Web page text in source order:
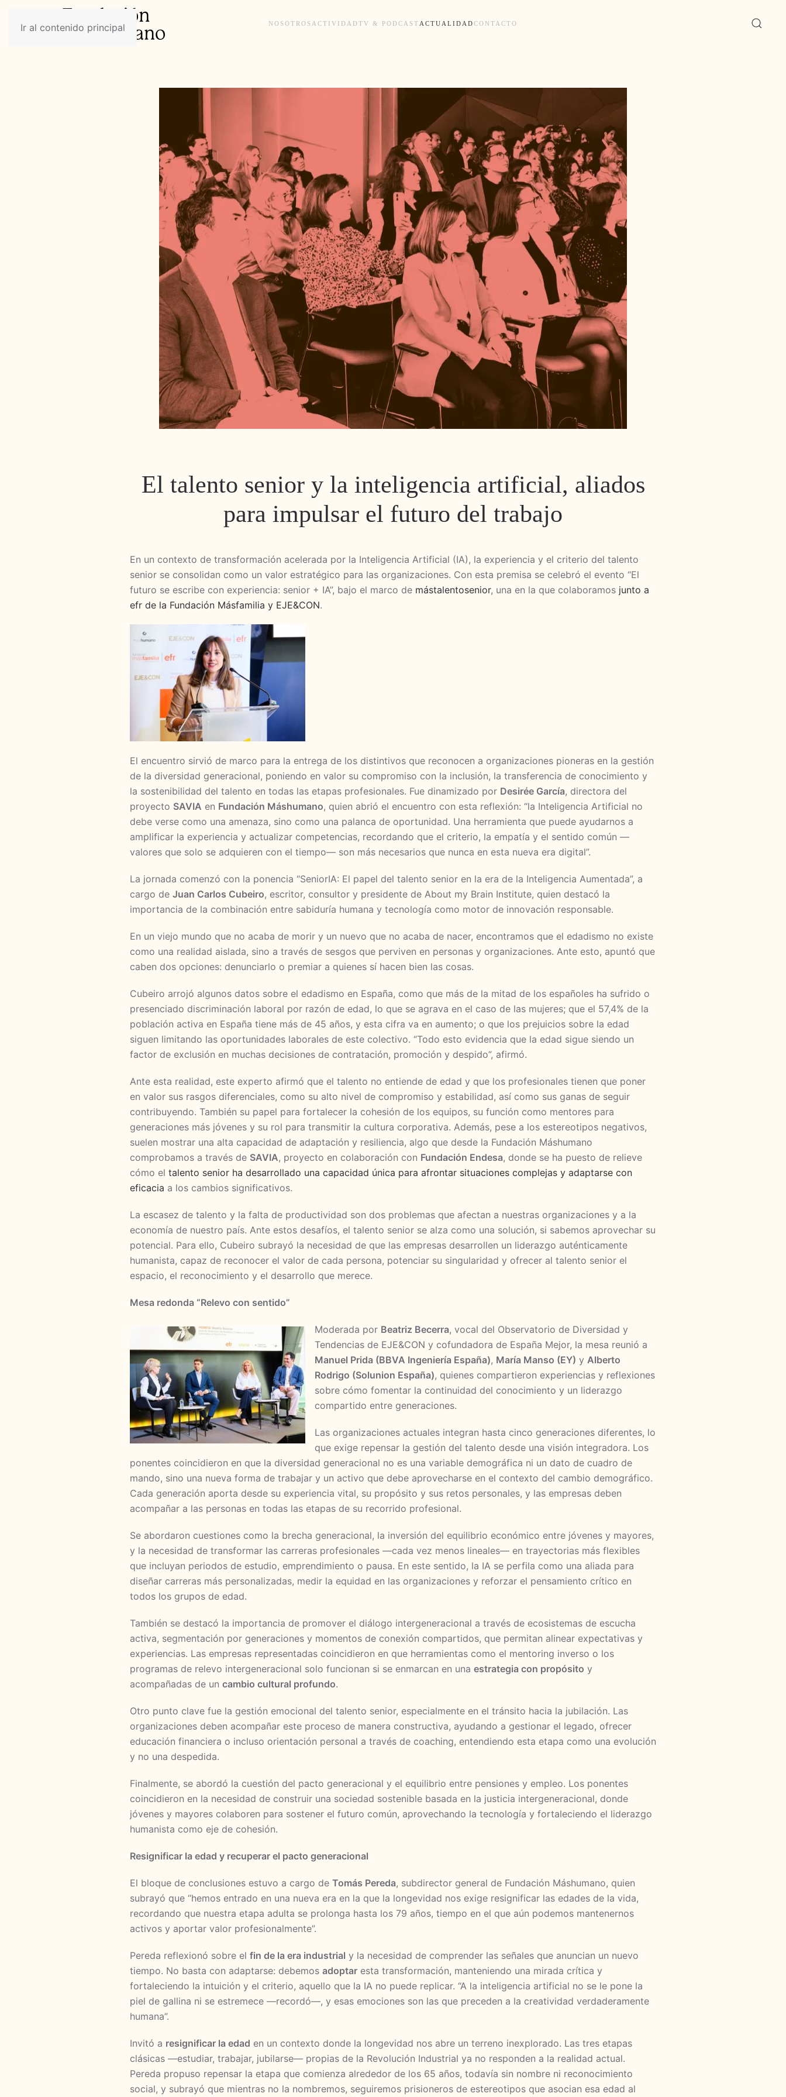
Ir al contenido principal NOSOTROS ACTIVIDADTV & PODCAST ACTUALIDADCONTACTO
El talento senior y la inteligencia artificial, aliados
para impulsar el futuro del trabajo
En un contexto de transformación acelerada por la Inteligencia Artificial (IA), la experiencia y el criterio del talento
senior se consolidan como un valor estratégico para las organizaciones. Con esta premisa se celebró el evento “El
futuro se escribe con experiencia: senior + IA”, bajo el marco de mástalentosenior, una en la que colaboramos junto a
efr de la Fundación Másfamilia y EJE&CON.
El encuentro sirvió de marco para la entrega de los distintivos que reconocen a organizaciones pioneras en la gestión
de la diversidad generacional, poniendo en valor su compromiso con la inclusión, la transferencia de conocimiento y
la sostenibilidad del talento en todas las etapas profesionales. Fue dinamizado por Desirée García, directora del
proyecto SAVIA en Fundación Máshumano, quien abrió el encuentro con esta reflexión: “la Inteligencia Artificial no
debe verse como una amenaza, sino como una palanca de oportunidad. Una herramienta que puede ayudarnos a
amplificar la experiencia y actualizar competencias, recordando que el criterio, la empatía y el sentido común —
valores que solo se adquieren con el tiempo— son más necesarios que nunca en esta nueva era digital”.
La jornada comenzó con la ponencia “SeniorIA: El papel del talento senior en la era de la Inteligencia Aumentada”, a
cargo de Juan Carlos Cubeiro, escritor, consultor y presidente de About my Brain Institute, quien destacó la
importancia de la combinación entre sabiduría humana y tecnología como motor de innovación responsable.
En un viejo mundo que no acaba de morir y un nuevo que no acaba de nacer, encontramos que el edadismo no existe
como una realidad aislada, sino a través de sesgos que perviven en personas y organizaciones. Ante esto, apuntó que
caben dos opciones: denunciarlo o premiar a quienes sí hacen bien las cosas.
Cubeiro arrojó algunos datos sobre el edadismo en España, como que más de la mitad de los españoles ha sufrido o
presenciado discriminación laboral por razón de edad, lo que se agrava en el caso de las mujeres; que el 57,4% de la
población activa en España tiene más de 45 años, y esta cifra va en aumento; o que los prejuicios sobre la edad
siguen limitando las oportunidades laborales de este colectivo. “Todo esto evidencia que la edad sigue siendo un
factor de exclusión en muchas decisiones de contratación, promoción y despido”, afirmó.
Ante esta realidad, este experto afirmó que el talento no entiende de edad y que los profesionales tienen que poner
en valor sus rasgos diferenciales, como su alto nivel de compromiso y estabilidad, así como sus ganas de seguir
contribuyendo. También su papel para fortalecer la cohesión de los equipos, su función como mentores para
generaciones más jóvenes y su rol para transmitir la cultura corporativa. Además, pese a los estereotipos negativos,
suelen mostrar una alta capacidad de adaptación y resiliencia, algo que desde la Fundación Máshumano
comprobamos a través de SAVIA, proyecto en colaboración con Fundación Endesa, donde se ha puesto de relieve
cómo el talento senior ha desarrollado una capacidad única para afrontar situaciones complejas y adaptarse con
eficacia a los cambios significativos.
La escasez de talento y la falta de productividad son dos problemas que afectan a nuestras organizaciones y a la
economía de nuestro país. Ante estos desafíos, el talento senior se alza como una solución, si sabemos aprovechar su
potencial. Para ello, Cubeiro subrayó la necesidad de que las empresas desarrollen un liderazgo auténticamente
humanista, capaz de reconocer el valor de cada persona, potenciar su singularidad y ofrecer al talento senior el
espacio, el reconocimiento y el desarrollo que merece.
Mesa redonda “Relevo con sentido”
Moderada por Beatriz Becerra, vocal del Observatorio de Diversidad y
Tendencias de EJE&CON y cofundadora de España Mejor, la mesa reunió a
Manuel Prida (BBVA Ingeniería España), María Manso (EY) y Alberto
Rodrigo (Solunion España), quienes compartieron experiencias y reflexiones
sobre cómo fomentar la continuidad del conocimiento y un liderazgo
compartido entre generaciones.
Las organizaciones actuales integran hasta cinco generaciones diferentes, lo
que exige repensar la gestión del talento desde una visión integradora. Los
ponentes coincidieron en que la diversidad generacional no es una variable demográfica ni un dato de cuadro de
mando, sino una nueva forma de trabajar y un activo que debe aprovecharse en el contexto del cambio demográfico.
Cada generación aporta desde su experiencia vital, su propósito y sus retos personales, y las empresas deben
acompañar a las personas en todas las etapas de su recorrido profesional.
Se abordaron cuestiones como la brecha generacional, la inversión del equilibrio económico entre jóvenes y mayores,
y la necesidad de transformar las carreras profesionales —cada vez menos lineales— en trayectorias más flexibles
que incluyan periodos de estudio, emprendimiento o pausa. En este sentido, la IA se perfila como una aliada para
diseñar carreras más personalizadas, medir la equidad en las organizaciones y reforzar el pensamiento crítico en
todos los grupos de edad.
También se destacó la importancia de promover el diálogo intergeneracional a través de ecosistemas de escucha
activa, segmentación por generaciones y momentos de conexión compartidos, que permitan alinear expectativas y
experiencias. Las empresas representadas coincidieron en que herramientas como el mentoring inverso o los
programas de relevo intergeneracional solo funcionan si se enmarcan en una estrategia con propósito y
acompañadas de un cambio cultural profundo.
Otro punto clave fue la gestión emocional del talento senior, especialmente en el tránsito hacia la jubilación. Las
organizaciones deben acompañar este proceso de manera constructiva, ayudando a gestionar el legado, ofrecer
educación financiera o incluso orientación personal a través de coaching, entendiendo esta etapa como una evolución
y no una despedida.
Finalmente, se abordó la cuestión del pacto generacional y el equilibrio entre pensiones y empleo. Los ponentes
coincidieron en la necesidad de construir una sociedad sostenible basada en la justicia intergeneracional, donde
jóvenes y mayores colaboren para sostener el futuro común, aprovechando la tecnología y fortaleciendo el liderazgo
humanista como eje de cohesión.
Resignificar la edad y recuperar el pacto generacional
El bloque de conclusiones estuvo a cargo de Tomás Pereda, subdirector general de Fundación Máshumano, quien
subrayó que “hemos entrado en una nueva era en la que la longevidad nos exige resignificar las edades de la vida,
recordando que nuestra etapa adulta se prolonga hasta los 79 años, tiempo en el que aún podemos mantenernos
activos y aportar valor profesionalmente”.
Pereda reflexionó sobre el fin de la era industrial y la necesidad de comprender las señales que anuncian un nuevo
tiempo. No basta con adaptarse: debemos adoptar esta transformación, manteniendo una mirada crítica y
fortaleciendo la intuición y el criterio, aquello que la IA no puede replicar. “A la inteligencia artificial no se le pone la
piel de gallina ni se estremece —recordó—, y esas emociones son las que preceden a la creatividad verdaderamente
humana”.
Invitó a resignificar la edad en un contexto donde la longevidad nos abre un terreno inexplorado. Las tres etapas
clásicas —estudiar, trabajar, jubilarse— propias de la Revolución Industrial ya no responden a la realidad actual.
Pereda propuso repensar la etapa que comienza alrededor de los 65 años, todavía sin nombre ni reconocimiento
social, y subrayó que mientras no la nombremos, seguiremos prisioneros de estereotipos que asocian esa edad al